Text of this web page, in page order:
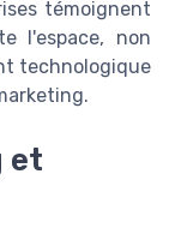
témoignent
l'espace, non
technologique
et